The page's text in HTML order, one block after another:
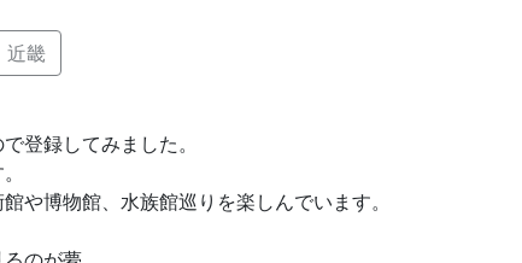
近畿
登録してみました。
や博物館、水族館巡りを楽しんでいます。